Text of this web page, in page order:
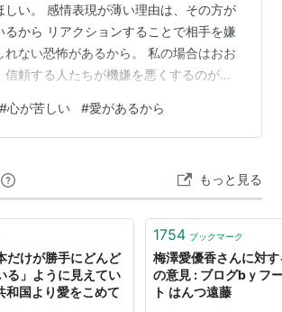
しい。 感情表現が薄い理由は、その方が
るから リアクションすることで相手を嫌
れない恐怖があるから。 私の場合はおお
信頼する人たちが機嫌を悪くするのが嫌
ている。 しない方が安全だから。 地雷
減るから。 だからリアクションが総じて
生経験でもある。 そうすることで生きて
た。 これはどうしようもないの？ たぶ
心を素…
#心が苦しい #愛があるから
もっと見る
だけが勝手にどんど
る」ように見えてい
和国より愛をこめて
1754 ブックマーク
梅澤愛優香さんに対
の意見 : ブログbｙフ
ト はんつ遠藤